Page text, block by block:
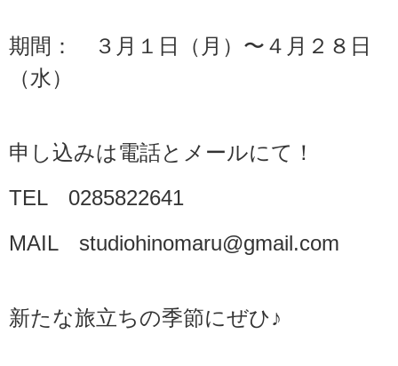
期間： ３月１日（月）〜４月２８日
（水）
申し込みは電話とメールにて！
TEL 0285822641
MAIL studiohinomaru@gmail.com
新たな旅立ちの季節にぜひ♪